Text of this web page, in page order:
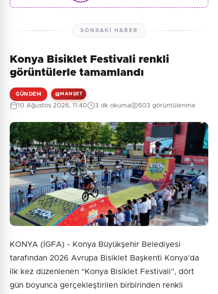
SONRAKI HABER
Konya Bisiklet Festivali renkli
görüntülerle tamamlandı
GÜNDEM MANŞET
10 Ağustos 2026, 11:40 3 dk okuma 503 görüntülenme
KONYA (İGFA) - Konya Büyükşehir Belediyesi
tarafından 2026 Avrupa Bisiklet Başkenti Konya’da
ilk kez düzenlenen “Konya Bisiklet Festivali”, dört
gün boyunca gerçekleştirilen birbirinden renkli